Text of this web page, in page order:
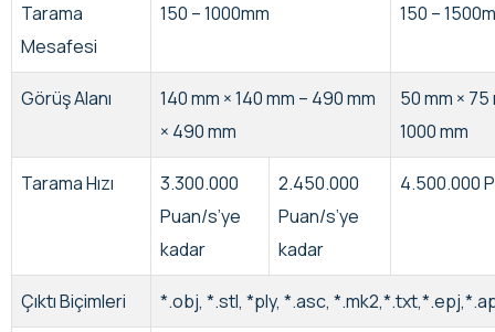
Tarama
Mesafesi
150 – 1000mm 150 –
Görüş Alanı
140 mm × 140 mm – 490 mm
× 490 mm
50 mm × 75
1000 mm
Tarama Hızı
3.300.000
Puan/s’ye
kadar
2.450.000
Puan/s’ye
kadar
4.500.000
Çıktı Biçimleri *.obj, *.stl, *ply, *.asc,